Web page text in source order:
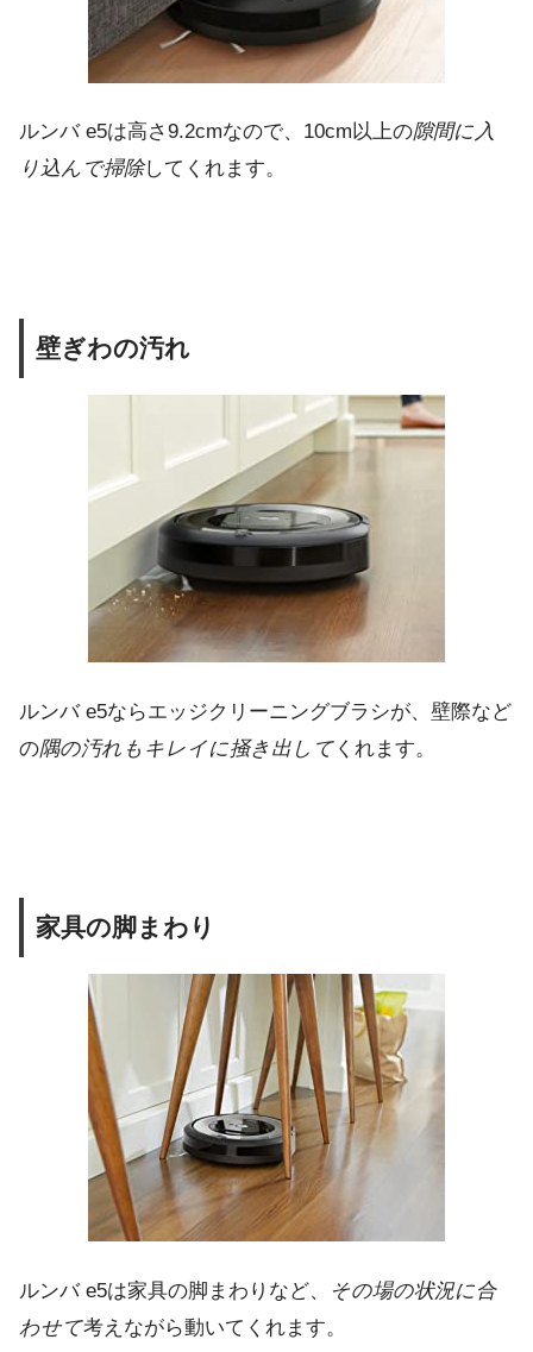
ルンバ e5は高さ9.2cmなので、10cm以上の隙間に入
り込んで掃除してくれます。
壁ぎわの汚れ
ルンバ e5ならエッジクリーニングブラシが、壁際など
の隅の汚れもキレイに掻き出して くれます。
家具の脚まわり
ルンバ e5は家具の脚まわりなど、
その場の状況に合
わせて考えながら動いてくれます。